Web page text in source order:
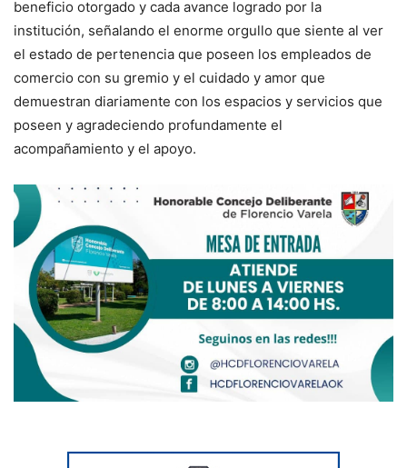
beneficio otorgado y cada avance logrado por la
institución, señalando el enorme orgullo que siente al ver
el estado de pertenencia que poseen los empleados de
comercio con su gremio y el cuidado y amor que
demuestran diariamente con los espacios y servicios que
poseen y agradeciendo profundamente el
acompañamiento y el apoyo.